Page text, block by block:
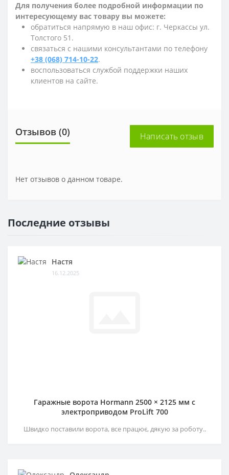
Для получения более подробной информации по
интересующему вас товару вы можете:
обратиться напрямую в наш офис: г. Черкассы ул.
Толстого 51.
связаться с нашими консультантами по телефону
+38 (068) 714-10-22.
воспользоваться службой поддержки наших
клиентов на сайте.
Отзывов (0) Написать отзыв
Нет отзывов о данном товаре.
Последние отзывы
Настя
16.12.2025
Гаражные ворота Hormann 2500 × 2125 мм c
электроприводом ProLift 700
Швидко поставили ворота, все працює, дякую за роботу..